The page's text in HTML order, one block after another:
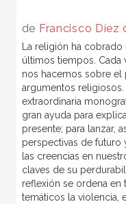
de Francisco Díez
La religión ha
últimos tiempos. Cada
nos hacemos sobre el
argumentos
extraordinaria
gran ayuda para
presente; para lanzar,
perspectivas de
las creencias en
claves de su
reflexión se ordena en
temáticos la